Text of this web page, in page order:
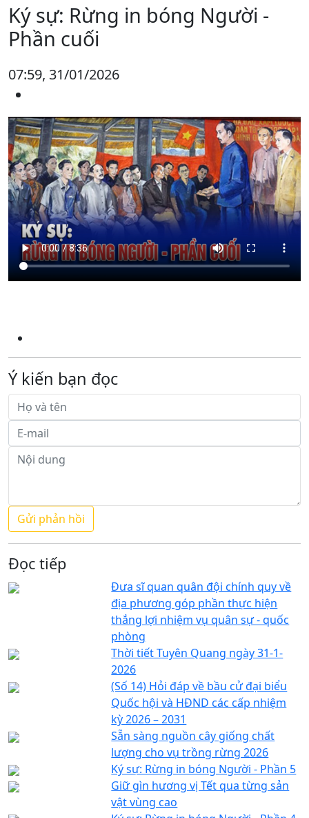
Ký sự: Rừng in bóng Người -
Phần cuối
07:59, 31/01/2026
Ý kiến bạn đọc
Đọc tiếp
Đưa sĩ quan quân đội chính quy về
địa phương góp phần thực hiện
thắng lợi nhiệm vụ quân sự - quốc
phòng
Thời tiết Tuyên Quang ngày 31-1-
2026
(Số 14) Hỏi đáp về bầu cử đại biểu
Quốc hội và HĐND các cấp nhiệm
kỳ 2026 – 2031
Sẵn sàng nguồn cây giống chất
lượng cho vụ trồng rừng 2026
Ký sự: Rừng in bóng Người - Phần 5
Giữ gìn hương vị Tết qua từng sản
vật vùng cao